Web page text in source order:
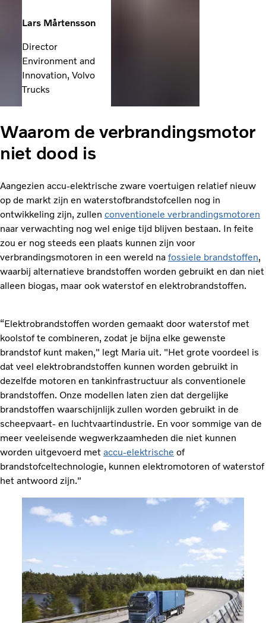
Lars Mårtensson
Director
Environment and
Innovation, Volvo
Trucks
Waarom de verbrandingsmotor
niet dood is
Aangezien accu-elektrische zware voertuigen relatief nieuw
op de markt zijn en waterstofbrandstofcellen nog in
ontwikkeling zijn, zullen conventionele verbrandingsmotoren
naar verwachting nog wel enige tijd blijven bestaan. In feite
zou er nog steeds een plaats kunnen zijn voor
verbrandingsmotoren in een wereld na fossiele brandstoffen,
waarbij alternatieve brandstoffen worden gebruikt en dan niet
alleen biogas, maar ook waterstof en elektrobrandstoffen.
“Elektrobrandstoffen worden gemaakt door waterstof met
koolstof te combineren, zodat je bijna elke gewenste
brandstof kunt maken," legt Maria uit. "Het grote voordeel is
dat veel elektrobrandstoffen kunnen worden gebruikt in
dezelfde motoren en tankinfrastructuur als conventionele
brandstoffen. Onze modellen laten zien dat dergelijke
brandstoffen waarschijnlijk zullen worden gebruikt in de
scheepvaart- en luchtvaartindustrie. En voor sommige van de
meer veeleisende wegwerkzaamheden die niet kunnen
worden uitgevoerd met accu-elektrische of
brandstofceltechnologie, kunnen elektromotoren of waterstof
het antwoord zijn."